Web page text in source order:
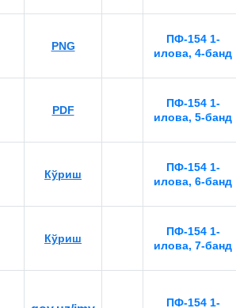
PNG
ПФ-154 1-
илова, 4-банд
PDF
ПФ-154 1-
илова, 5-банд
Кўриш
ПФ-154 1-
илова, 6-банд
Кўриш
ПФ-154 1-
илова, 7-банд
ПФ-154 1-